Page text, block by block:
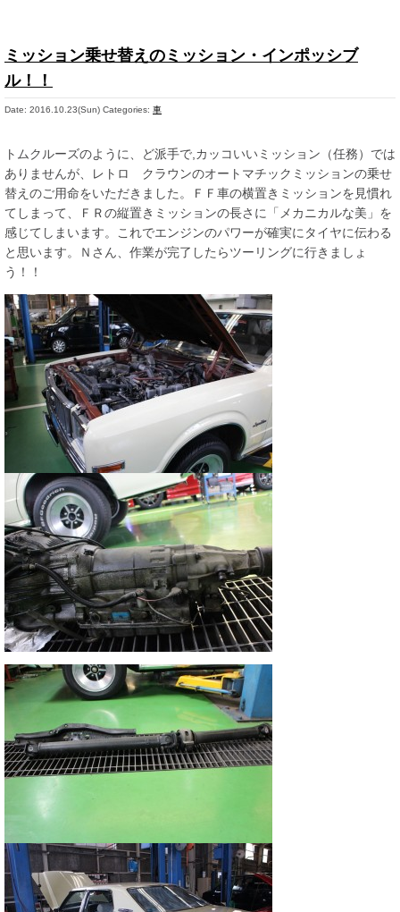
ミッション乗せ替えのミッション・インポッシブ
ル！！
Date: 2016.10.23(Sun) Categories: 車
トムクルーズのように、ど派手で,カッコいいミッション（任務）では
ありませんが、レトロ クラウンのオートマチックミッションの乗せ
替えのご用命をいただきました。ＦＦ車の横置きミッションを見慣れ
てしまって、ＦＲの縦置きミッションの長さに「メカニカルな美」を
感じてしまいます。これでエンジンのパワーが確実にタイヤに伝わる
と思います。Ｎさん、作業が完了したらツーリングに行きましょ
う！！